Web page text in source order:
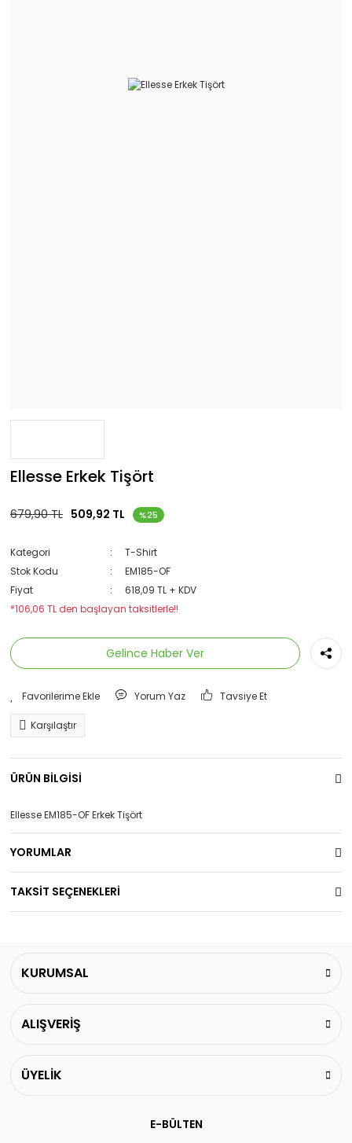
Ellesse Erkek Tişört
679,90 TL 509,92 TL %25
Kategori
T-Shirt
Stok Kodu
EM185-OF
Fiyat
618,09 TL + KDV
*106,06 TL den başlayan taksitlerle!!
Gelince Haber Ver
Yorum Yaz Tavsiye Et
Karşılaştır
ÜRÜN BİLGİSİ
Ellesse EM185-OF Erkek Tişört
YORUMLAR
TAKSİT SEÇENEKLERİ
KURUMSAL
ALIŞVERİŞ
ÜYELİK
E-BÜLTEN